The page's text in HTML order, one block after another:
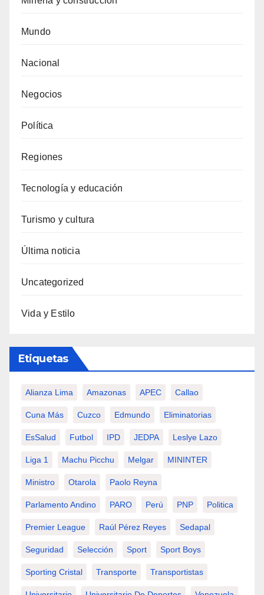
Mundo
Nacional
Negocios
Política
Regiones
Tecnología y educación
Turismo y cultura
Última noticia
Uncategorized
Vida y Estilo
Etiquetas
Alianza Lima Amazonas APEC Callao
Cuna Más Cuzco Edmundo Eliminatorias
EsSalud Futbol IPD JEDPA Leslye Lazo
Liga 1 Machu Picchu Melgar MININTER
Ministro Otarola Paolo Reyna
Parlamento Andino PARO Perú PNP Politica
Premier League Raúl Pérez Reyes Sedapal
Seguridad Selección Sport Sport Boys
Sporting Cristal Transporte Transportistas